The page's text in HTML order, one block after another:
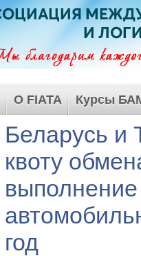
О FIATA Курсы
Беларусь и
квоту
год